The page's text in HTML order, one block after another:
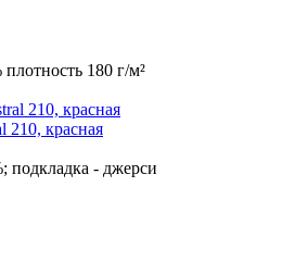
180 г/м²
210, красная
подкладка - джерси